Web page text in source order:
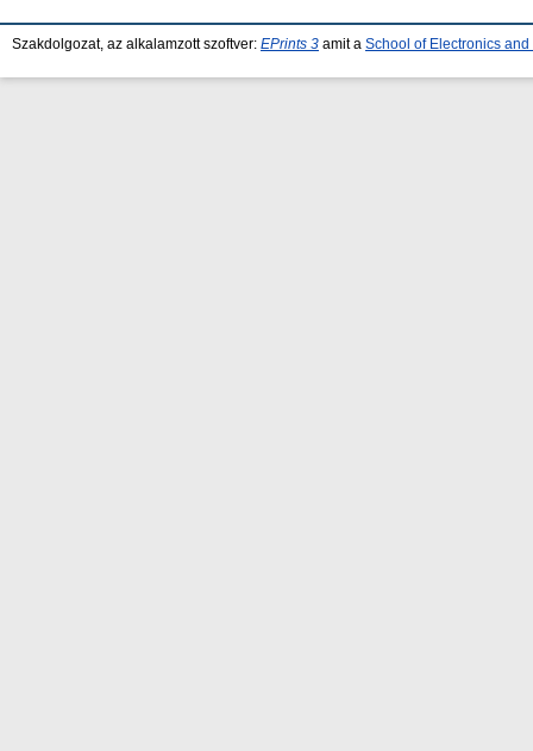
Szakdolgozat, az alkalamzott szoftver: EPrints 3 amit a School of Electronics